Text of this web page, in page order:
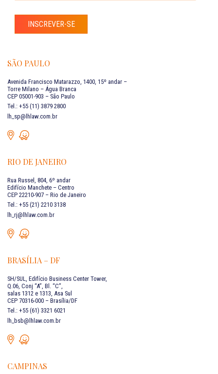
INSCREVER-SE
SÃO PAULO
Avenida Francisco Matarazzo, 1400, 15º andar –
Torre Milano – Água Branca
CEP 05001-903 – São Paulo
Tel.: +55 (11) 3879 2800
lh_sp@lhlaw.com.br
RIO DE JANEIRO
Rua Russel, 804, 6º andar
Edifício Manchete – Centro
CEP 22210-907 – Rio de Janeiro
Tel.: +55 (21) 2210 3138
lh_rj@lhlaw.com.br
BRASÍLIA – DF
SH/SUL, Edifício Business Center Tower,
Q.06, Conj “A”, Bl. “C”,
salas 1312 e 1313, Asa Sul
CEP 70316-000 – Brasília/DF
Tel.: +55 (61) 3321 6021
lh_bsb@lhlaw.com.br
CAMPINAS